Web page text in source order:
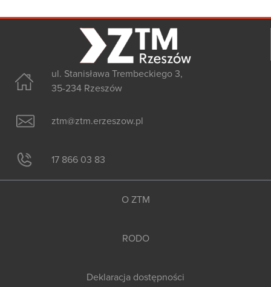
ul. Stanisława Trembeckiego 3,
35-234 Rzeszów
ztm@ztm.erzeszow.pl
17 866 03 83
O ZTM
RODO
Deklaracja dostępności